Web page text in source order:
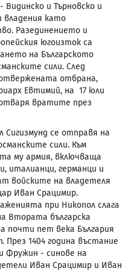
и Търновско и
владения като
Разединението и
югоизток са
на Българското
сили. След
отбрана,
Евтимий, на 17 юли
вратите през
Сигизмунд се отправя на
сили. Към
му армия, включваща
италианци, германци и
войските на владетеля
Иван Срацимир.
при Никопол слага
Втората българска
почти пет века България
През 1404 година въстание
Фружин - синове на
Иван Срацимир и Иван